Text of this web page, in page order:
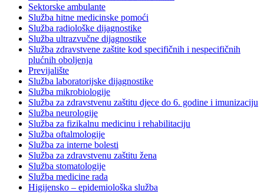
Sektorske ambulante
Služba hitne medicinske pomoći
Služba radiološke dijagnostike
Služba ultrazvučne dijagnostike
Služba zdravstvene zaštite kod specifičnih i nespecifičnih
plućnih oboljenja
Previjalište
Služba laboratorijske dijagnostike
Služba mikrobiologije
Služba za zdravstvenu zaštitu djece do 6. godine i imunizaciju
Služba neurologije
Služba za fizikalnu medicinu i rehabilitaciju
Služba oftalmologije
Služba za interne bolesti
Služba za zdravstvenu zaštitu žena
Služba stomatologije
Služba medicine rada
Higijensko – epidemiološka služba